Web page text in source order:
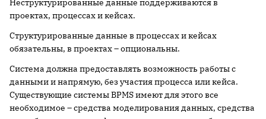
Неструктурированные данные поддерживаются в
проектах, процессах и кейсах.
Структурированные данные в процессах и кейсах
обязательны, в проектах – опциональны.
Система должна предоставлять возможность работы с
данными и напрямую, без участия процесса или кейса.
Существующие системы BPMS имеют для этого все
необходимое – средства моделирования данных, средства